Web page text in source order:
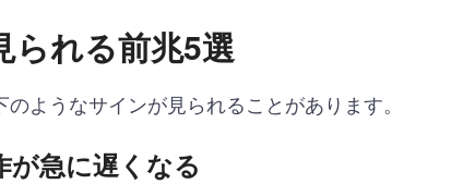
られる前兆5選
ようなサインが見られることがあります。
が急に遅くなる